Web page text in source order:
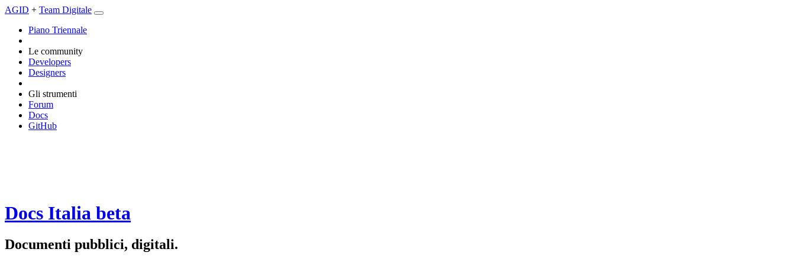
AGID + Team Digitale
Piano Triennale
Le community
Developers
Designers
Gli strumenti
Forum
Docs
GitHub
Docs Italia beta
Documenti pubblici, digitali.